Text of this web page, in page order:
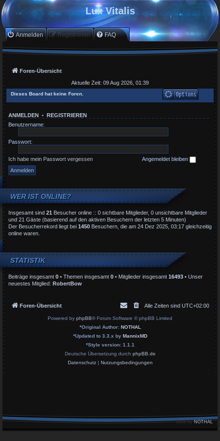
Lux Vitalis
Anmelden Registrieren FAQ
Foren-Übersicht
Aktuelle Zeit: 09 Aug 2026, 01:39
Dieses Board hat keine Foren.
ANMELDEN • REGISTRIEREN
Benutzername:
Passwort:
Ich habe mein Passwort vergessen Angemeldet bleiben
WER IST ONLINE?
Insgesamt sind 21 Besucher online :: 0 sichtbare Mitglieder, 0 unsichtbare Mitglieder
und 21 Gäste (basierend auf den aktiven Besuchern der letzten 5 Minuten)
Der Besucherrekord liegt bei 1450 Besuchern, die am 24 Dez 2025, 03:17 gleichzeitig
online waren.
STATISTIK
Beiträge insgesamt 0 • Themen insgesamt 0 • Mitglieder insgesamt 16493 • Unser
neuestes Mitglied: RobertBow
Foren-Übersicht Alle Zeiten sind UTC+02:00
Powered by phpBB® Forum Software © phpBB Limited
*Original Author: NOTHAL
*Updated to 3.3.x by MannixMD
*Style version: 1.1.1
Deutsche Übersetzung durch phpBB.de
Datenschutz| Nutzungsbedingungen
Style byNOTHAL